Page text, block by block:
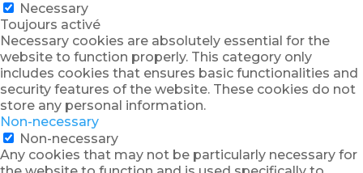
Necessary
Toujours activé
Necessary cookies are absolutely essential for the
website to function properly. This category only
includes cookies that ensures basic functionalities and
security features of the website. These cookies do not
store any personal information.
Non-necessary
Non-necessary
Any cookies that may not be particularly necessary for